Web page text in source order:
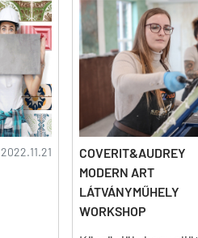
2022.11.21
COVERIT&AUDREY
MODERN ART
LÁTVÁNYMŰHELY
WORKSHOP